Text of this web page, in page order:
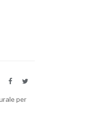
FacebookTwitter
per